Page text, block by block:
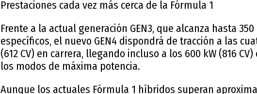
Prestaciones cada vez más cerca de la Fórmula 1
Frente a la actual generación GEN3, que alcanza hasta 350
específicos, el nuevo GEN4 dispondrá de tracción a las
(612 CV) en carrera, llegando incluso a los 600 kW (816
los modos de máxima potencia.
Aunque los actuales Fórmula 1 híbridos superan